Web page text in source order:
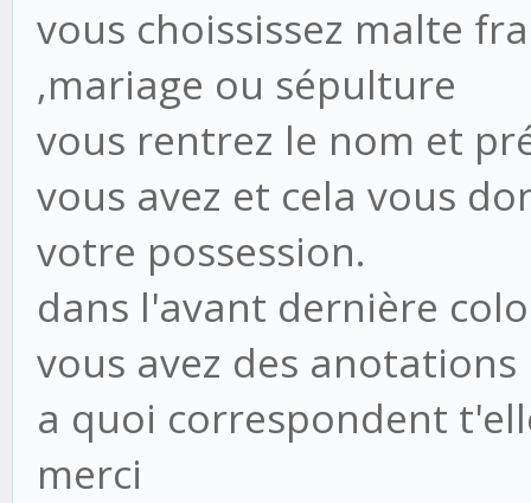
vous choississez malte
,mariage ou sépulture
vous rentrez le nom et
vous avez et cela vous
votre possession.
dans l'avant dernière
vous avez des anotations
a quoi correspondent
merci